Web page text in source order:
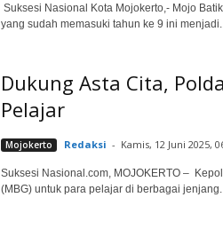
Suksesi Nasional Kota Mojokerto,- Mojo
yang sudah memasuki tahun ke 9 ini
Dukung Asta Cita,
Pelajar
Mojokerto Redaksi - Kamis, 12 Juni 2025,
Suksesi Nasional.com, MOJOKERTO –
(MBG) untuk para pelajar di berbagai